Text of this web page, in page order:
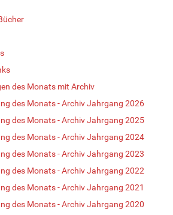
des Monats mit Archiv
des Monats - Archiv Jahrgang 2026
des Monats - Archiv Jahrgang 2025
des Monats - Archiv Jahrgang 2024
des Monats - Archiv Jahrgang 2023
des Monats - Archiv Jahrgang 2022
des Monats - Archiv Jahrgang 2021
des Monats - Archiv Jahrgang 2020